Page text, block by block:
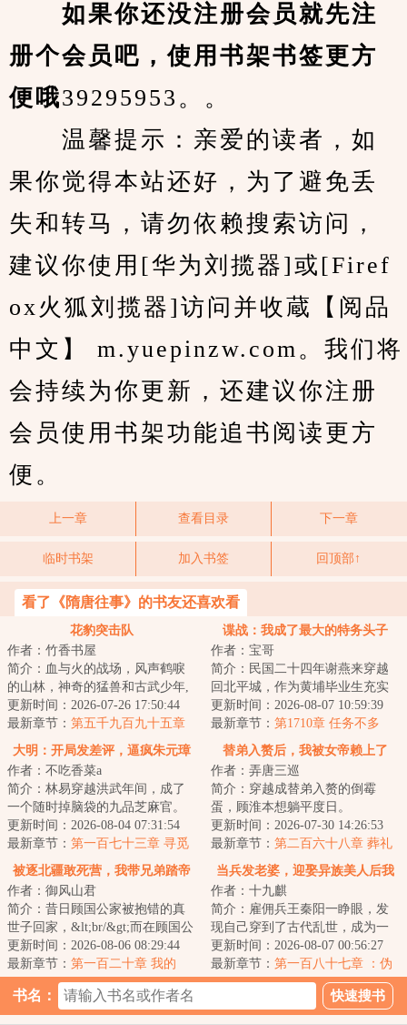
如果你还没注册会员就先注
册个会员吧，使用书架书签更方
便哦39295953。。
温馨提示：亲爱的读者，如
果你觉得本站还好，为了避免丢
失和转马，请勿依赖搜索访问，
建议你使用[华为刘揽器]或[Firef
ox火狐刘揽器]访问并收蔵【阅品
中文】 m.yuepinzw.com。我们将
会持续为你更新，还建议你注册
会员使用书架功能追书阅读更方
便。
上一章 查看目录 下一章
临时书架 加入书签 回顶部↑
看了《隋唐往事》的书友还喜欢看
花豹突击队
作者：竹香书屋
简介：血与火的战场，风声鹤唳
的山林，神奇的猛兽和古武少年,
这是一支有着铮铮铁骨的特种部
队，这是一群...
更新时间：2026-07-26 17:50:44
最新章节： 第五千九百九十五章
全权指挥
谍战：我成了最大的特务头子
作者：宝哥
简介：民国二十四年谢燕来穿越
回北平城，作为黄埔毕业生充实
北平分站，半个月粉碎特高课石
川少佐收买北平...
更新时间：2026-08-07 10:59:39
最新章节： 第1710章 任务不多
大明：开局发差评，逼疯朱元璋
作者：不吃香菜a
简介：林易穿越洪武年间，成了
一个随时掉脑袋的九品芝麻官。
&lt;br/&gt;恰逢贪官鱼肉百姓，林
易反手绑定...
更新时间：2026-08-04 07:31:54
最新章节： 第一百七十三章 寻觅
大航海传奇CEO
替弟入赘后，我被女帝赖上了
作者：弄唐三巡
简介：穿越成替弟入赘的倒霉
蛋，顾淮本想躺平度日。
&lt;br/&gt;可二哥拿了他的计策献
给女帝后，竟一路高...
更新时间：2026-07-30 14:26:53
最新章节： 第二百六十八章 葬礼
上的不速之客
被逐北疆敢死营，我带兄弟踏帝
京
作者：御风山君
简介：昔日顾国公家被抱错的真
世子回家，&lt;br/&gt;而在顾国公
家生活了十八年的顾长渊成了假
世子。&lt;b...
更新时间：2026-08-06 08:29:44
最新章节： 第一百二十章 我的
诗，是命换的
当兵发老婆，迎娶异族美人后我
称王了
作者：十九麒
简介：雇佣兵王秦阳一睁眼，发
现自己穿到了古代乱世，成为一
个爹娘双亡、家中穷苦的少年。
&lt;br/&gt;刚...
更新时间：2026-08-07 00:56:27
最新章节： 第一百八十七章 ：伪
造密信
书名：